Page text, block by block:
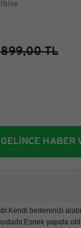
899,00 TL
GELİNCE HABER
bedeninizi
yapıda